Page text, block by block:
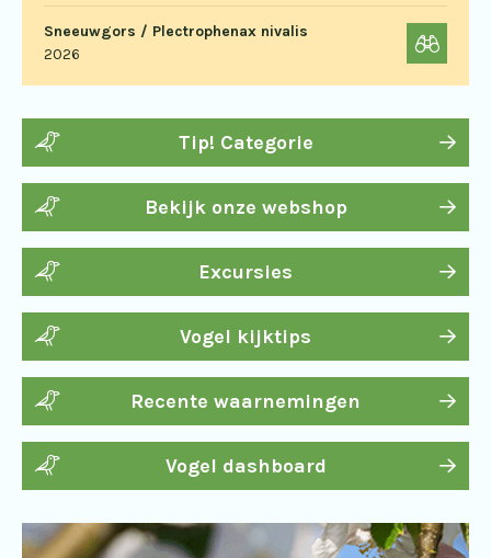
Sneeuwgors / Plectrophenax nivalis
2026
Tip! Categorie
Bekijk onze webshop
Excursies
Vogel kijktips
Recente waarnemingen
Vogel dashboard